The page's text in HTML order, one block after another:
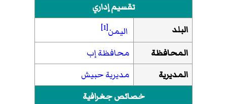
تقسيم إداري
البلد
اليمن[1]
المحافظة
محافظة إب
المديرية
مديرية حبيش
خصائص جغرافية